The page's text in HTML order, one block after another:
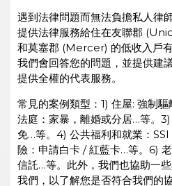
遇到法律問題而無法負擔私人律
提供法律服務給住在友聯郡
和莫塞郡 (Mercer) 的低收入戶
我們會回答您的問題，並提供建
提供全權的代表服務。
常見的案例類型：1) 住屋: 強制
法庭：家暴，離婚或分居…等。
免…等。4) 公共福利和就業：
險：申請白卡 / 紅藍卡…等。6)
信託…等。此外，我們也協助一
我們，以了解您是否符合我們的